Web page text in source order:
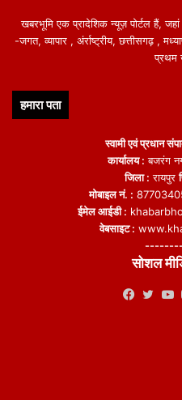
खबरभूमि एक प्रादेशिक न्यूज़ पोर्टल हैं,
-जगत, व्यापार , अंर्राष्ट्रीय, छत्तीसगढ़ ,
प्रथम
हमारा पता
स्वामी एवं प्रधान
कार्यालय : बजरंग
जिला : रायपुर
मोबाइल नं. :
ईमेल आईडी :
वेबसाइट :
सोशल